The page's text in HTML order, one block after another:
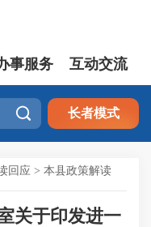
事服务 互动交流
 长者模式
回应 > 本县政策解读
关于印发进一